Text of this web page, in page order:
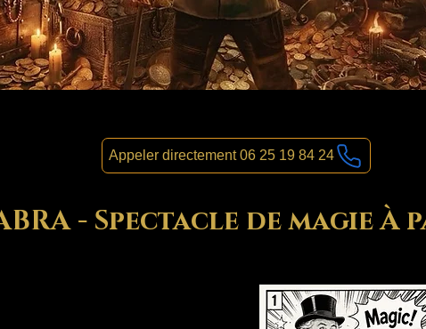
Appeler directement 06 25 19 84 24
- Spectacle de magie À